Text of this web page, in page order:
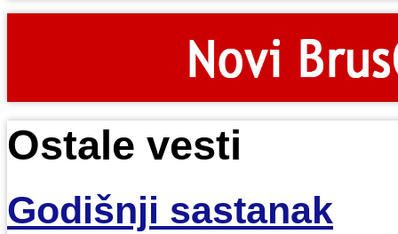
Ostale vesti
Godišnji sastanak